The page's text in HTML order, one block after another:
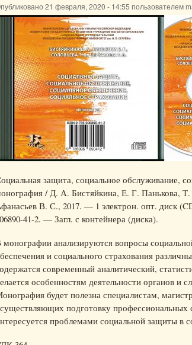
21 февраля, 2020 - 14:55 пользователем
защита, социальное обслуживание,
/ Д. А. Бистяйкина, Е. Г. Панькова,
В. С., 2017. — 1 электрон. опт. диск
41-2. — Загл. с контейнера (диска).
монографии анализируются вопросы
и социального страхования
современный аналитический,
особенностям деятельности органов и
будет полезна специалистам,
подготовку профессиональных
проблемами социальной защиты в